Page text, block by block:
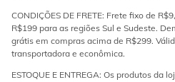
CONDIÇÕES DE FRETE: Frete fixo de
R$199 para as regiões Sul e Sudeste.
grátis em compras acima de R$299.
transportadora e econômica.
ESTOQUE E ENTREGA: Os produtos da